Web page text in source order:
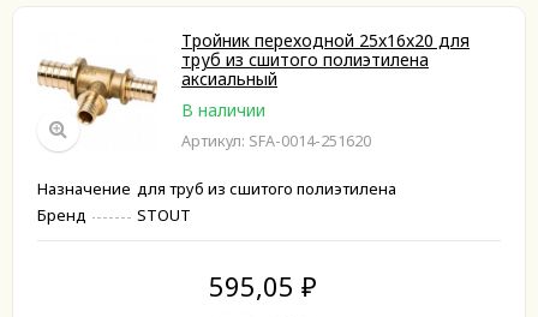
Тройник переходной 25x16x20 для
труб из сшитого полиэтилена
аксиальный
В наличии
Артикул: SFA-0014-251620
Назначение для труб из сшитого полиэтилена
Бренд
STOUT
595,05 ₽